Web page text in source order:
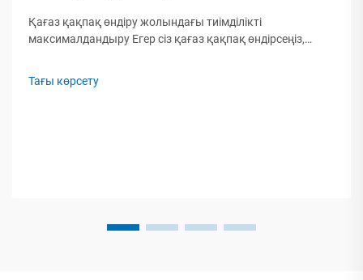
Қағаз қақпақ өндіру жолындағы тиімділікті
максималдандыру Егер сіз қағаз қақпақ өндірсеңіз,
уақытын қысқарту және процестерді синхрондау - сәтті
Тағы көрсету